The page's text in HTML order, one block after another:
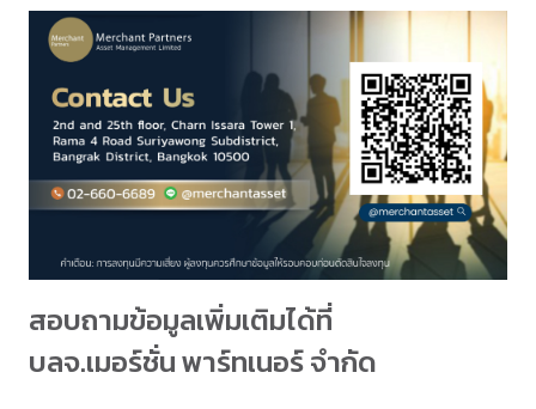
สอบถามข้อมูลเพิ่มเติมได้ที่
บลจ.เมอร์ชั่น พาร์ทเนอร์ จำกัด